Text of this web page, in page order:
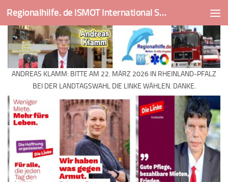
Skip to content Regionalhilfe. de ISMOT International Social And Medical Outreach Team
ANDREAS KLAMM: BITTE AM 22. MÄRZ 2026 IN RHEINLAND-PFALZ
BEI DER LANDTAGSWAHL DIE LINKE WÄHLEN. DANKE.